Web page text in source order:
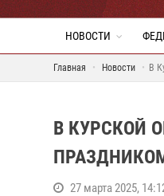
НОВОСТИ
Главная Новости В
В КУРСКОЙ
27 марта 2025,